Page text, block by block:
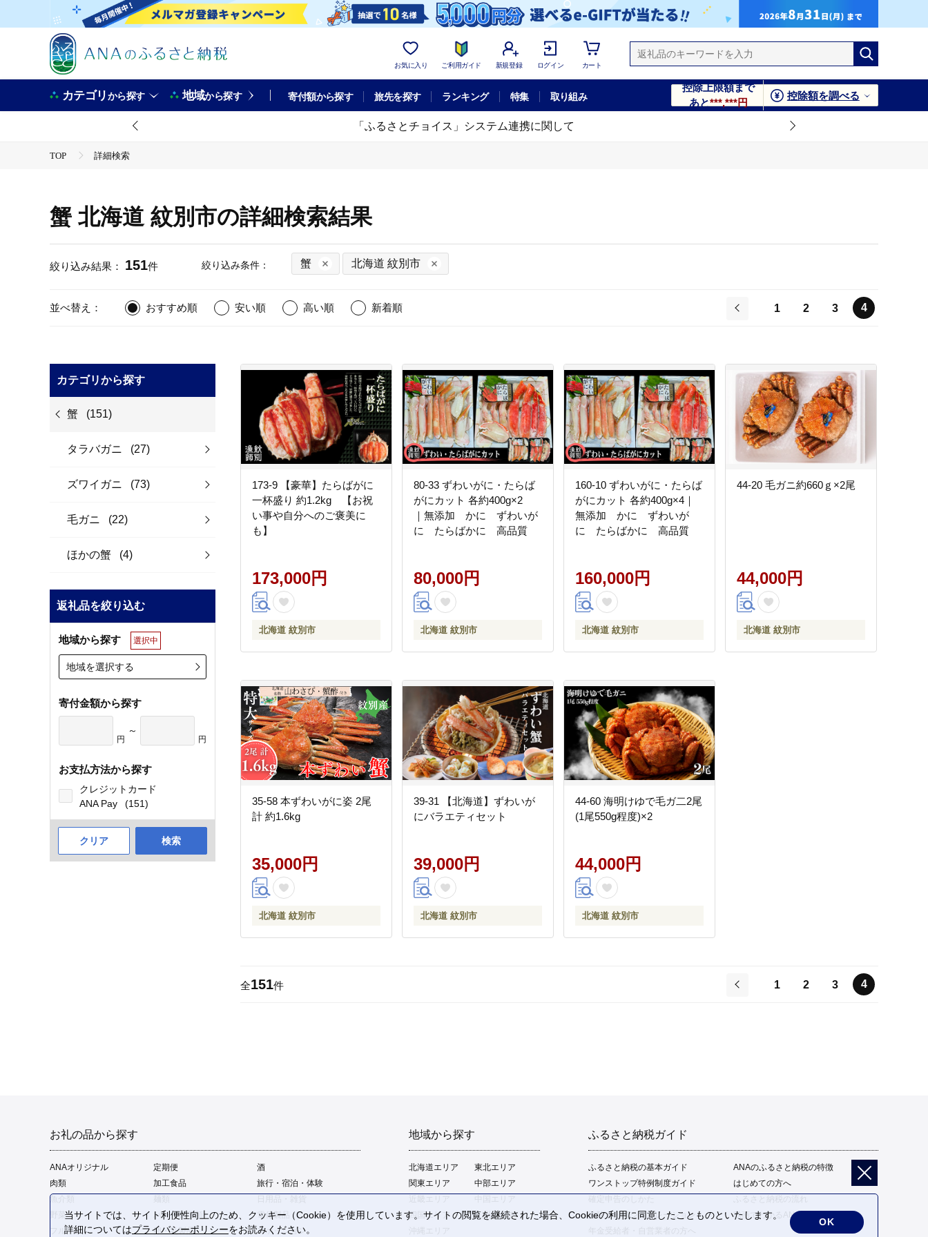
お気に入り ご利用ガイド 新規登録 ログイン カート
カテゴリから探す 地域から探す 寄付額から探す 旅先を探す ランキング 特集 取り組み
控除上限額まで
あと***,***円
控除額を調べる
「ふるさとチョイス」システム連携に関して
TOP 詳細検索
蟹 北海道 紋別市の詳細検索結果
絞り込み結果： 151件 絞り込み条件： 蟹 北海道 紋別市
並べ替え： おすすめ順 安い順 高い順
新着順
1 2 3 4
カテゴリから探す
蟹 (151)
タラバガニ (27)
ズワイガニ (73)
毛ガニ (22)
ほかの蟹 (4)
返礼品を絞り込む
地域から探す 選択中
地域を選択する
寄付金額から探す
円
～
円
お支払方法から探す
クレジットカード
ANA Pay
(151)
クリア 検索
173-9 【豪華】たらばがに
一杯盛り 約1.2kg 【お祝
い事や自分へのご褒美に
も】
173,000円
北海道 紋別市
80-33 ずわいがに・たらば
がにカット 各約400g×2
｜無添加 かに ずわいが
に たらばかに 高品質
80,000円
北海道 紋別市
160-10 ずわいがに・たらば
がにカット 各約400g×4｜
無添加 かに ずわいが
に たらばかに 高品質
160,000円
北海道 紋別市
44-20 毛ガニ約660ｇ×2尾
44,000円
北海道 紋別市
35-58 本ずわいがに姿 2尾
計 約1.6kg
35,000円
北海道 紋別市
39-31 【北海道】ずわいが
にバラエティセット
39,000円
北海道 紋別市
44-60 海明けゆで毛ガ二2尾
(1尾550g程度)×2
44,000円
北海道 紋別市
全151件
1 2 3 4
お礼の品から探す
ANAオリジナル 定期便
酒
肉類
加工食品
旅行・宿泊・体験
魚介類
野菜
パン・菓子類
電化製品
フルーツ
卵・乳製品 ファッション
地域から探す
北海道エリア
東北エリア
関東エリア
中部エリア
四国エリア
九州エリア
ふるさと納税ガイド
ふるさと納税の基本ガイド
ANAのふるさと納税の特徴
ワンストップ特例制度ガイド
はじめての方へ
ふるさと納税の流れ
控除上限額シミュレーション
動画でわかるANAのふるさと納税
年金受給者・自営業者の方へ
当サイトでは、サイト利便性向上のため、クッキー（Cookie）を使用しています。サイトの閲覧を継続された場合、Cookieの利用に同意したことものといたします。
詳細についてはプライバシーポリシーをお読みください。
OK